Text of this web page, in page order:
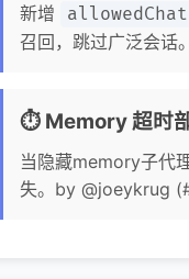
新增
召回，跳过广泛会
⏱️ Memory 超时
当隐藏memory子代
失。by @joeykrug